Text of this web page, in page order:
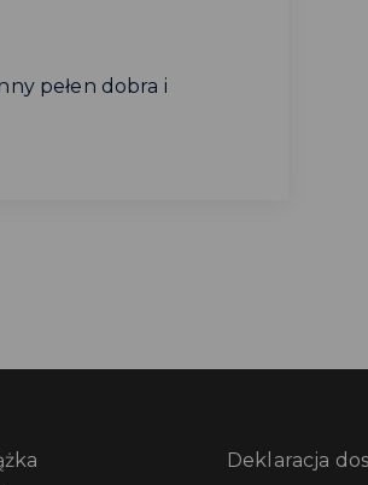
pełen dobra i
Deklaracja